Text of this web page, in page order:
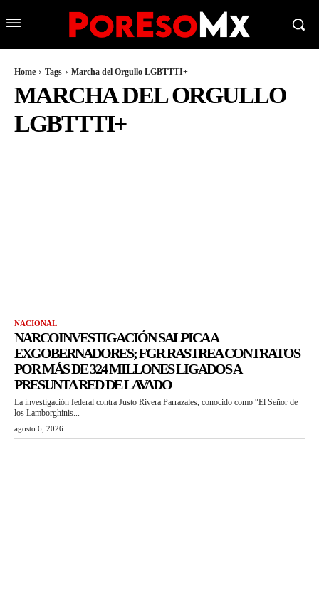
Home Tags Marcha del Orgullo LGBTTTI+
MARCHA DEL ORGULLO
LGBTTTI+
NACIONAL
NARCOINVESTIGACIÓN SALPICA A
EXGOBERNADORES; FGR RASTREA CONTRATOS
POR MÁS DE 324 MILLONES LIGADOS A
PRESUNTA RED DE LAVADO
La investigación federal contra Justo Rivera Parrazales, conocido como “El Señor de
los Lamborghinis...
agosto 6, 2026